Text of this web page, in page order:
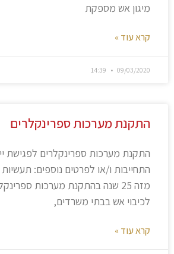
מיגון אש מספקת
קרא עוד »
09/03/2020
התקנת מערכות ספרינקלרים
התקנת מערכות ספרינקלרים לפגישת
התחייבות ו/או לפרטים נוספים:
מזה 25 שנה בהתקנת מערכות
לכיבוי אש בבתי משרדים,
קרא עוד »